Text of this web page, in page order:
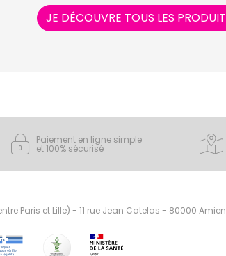
JE DÉCOUVRE TOUS LES
Paiement en ligne simple
et 100% sécurisé
Paris et Lille) - 11 rue Jean Catelas - 80000